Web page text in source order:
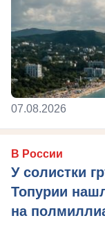
07.08.2026
В России
У солистки
Топурии
на